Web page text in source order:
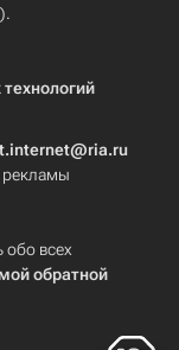
рекламы
обо всех
обратной